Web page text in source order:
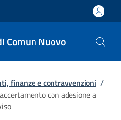
Comun Nuovo
finanze e contravvenzioni /
con adesione a